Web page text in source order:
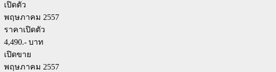
เปิดตัว
พฤษภาคม 2557
ราคาเปิดตัว
4,490.- บาท
เปิดขาย
พฤษภาคม 2557